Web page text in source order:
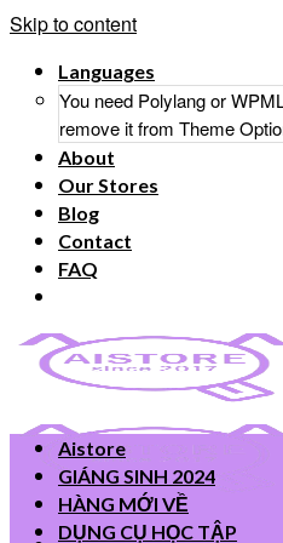
Skip to content
Languages
You need Polylang or
remove it from Theme
About
Our Stores
Blog
Contact
FAQ
Aistore
GIÁNG SINH 2024
HÀNG MỚI VỀ
DỤNG CỤ HỌC TẬP